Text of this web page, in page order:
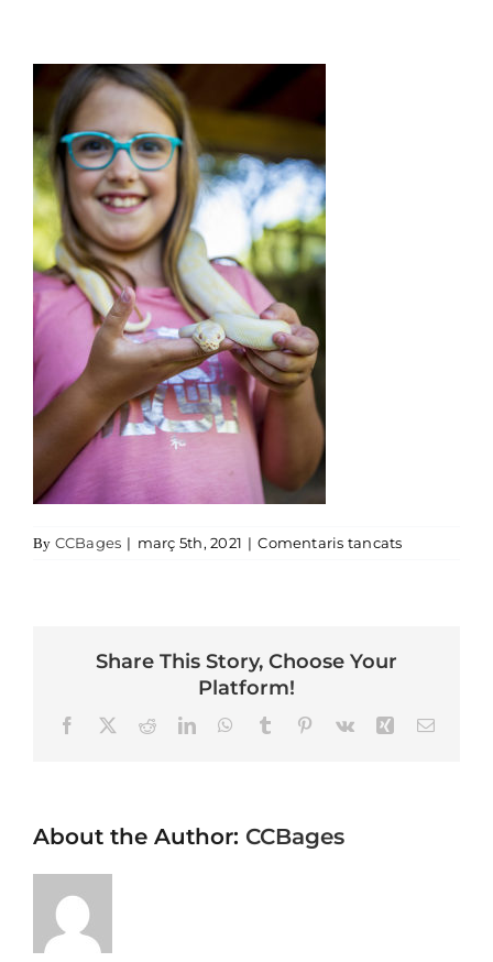
By CCBages | març 5th, 2021 | Comentaris tancatsa Activitats
Share This Story, Choose Your
Platform!
FacebookRedditLinkedInWhatsApp
TumblrPinterest
Vk XingEmail
About the Author: CCBages